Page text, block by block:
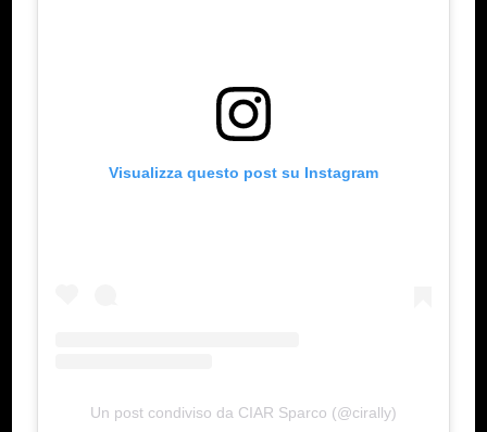
Visualizza questo post su Instagram
Un post condiviso da CIAR Sparco (@cirally)